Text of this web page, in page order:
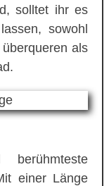
solltet ihr es
sowohl
als
einer Länge